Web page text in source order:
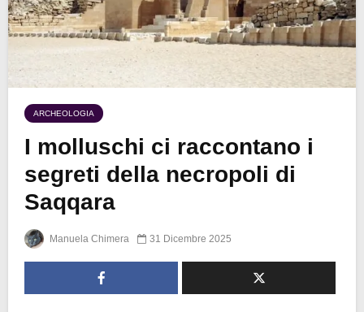
ARCHEOLOGIA
I molluschi ci raccontano i
segreti della necropoli di
Saqqara
Manuela Chimera 31 Dicembre 2025